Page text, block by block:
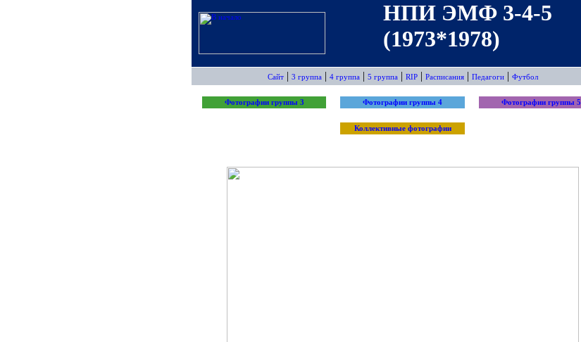
НПИ ЭМФ 3-4-5
(1973*1978)
Сайт | 3 группа | 4 группа | 5 группа | RIP | Расписания | Педагоги | Футбол
Фотографии группы 3 Фотографии группы 4 Фотографии группы 5
Коллективные фотографии